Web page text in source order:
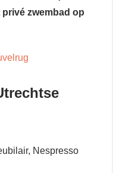
privé zwembad op
Nespresso